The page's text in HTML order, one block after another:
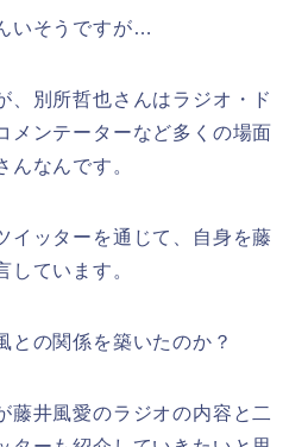
いそうですが…
、別所哲也さんはラジオ・ド
メンテーターなど多くの場面
んなんです。
イッターを通じて、自身を藤
しています。
との関係を築いたのか？
藤井風愛のラジオの内容と二